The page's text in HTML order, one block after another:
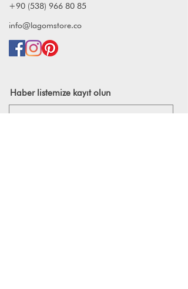
+90 (538) 966 80 85
info@lagomstore.co
Haber listemize kayıt olun